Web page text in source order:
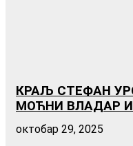
КРАЉ СТЕФАН
МОЋНИ ВЛАДАР
октобар 29, 2025